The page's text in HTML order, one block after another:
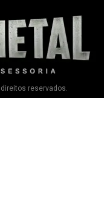
reservados.